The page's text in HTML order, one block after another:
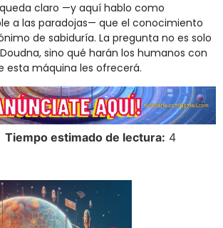
claro —y aquí hablo como
a las paradojas— que el conocimiento
de sabiduría. La pregunta no es solo
sino qué harán los humanos con
esta máquina les ofrecerá.
Tiempo estimado de lectura: 4